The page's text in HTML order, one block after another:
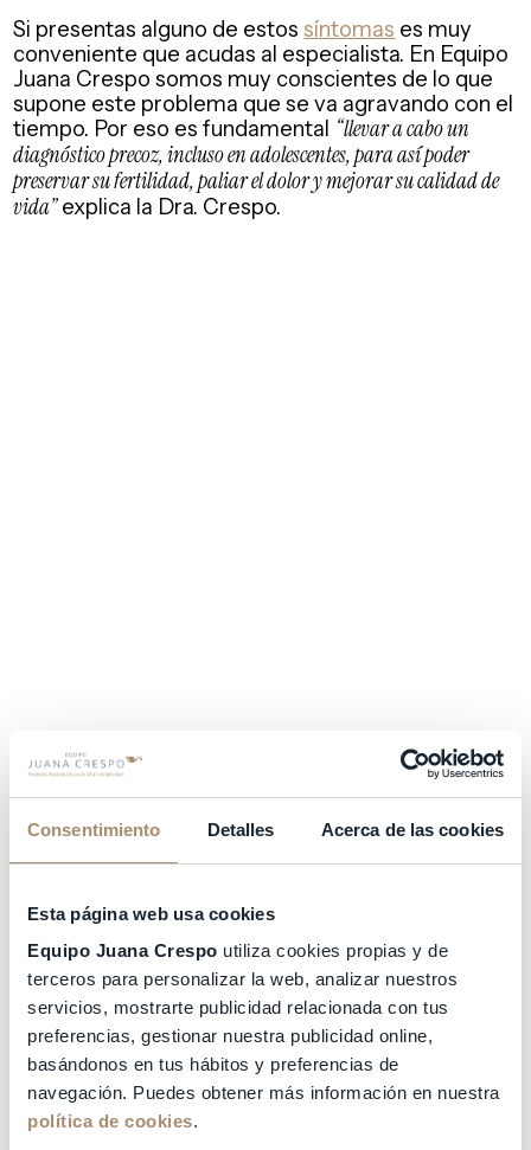
Consentimiento Detalles Acerca de las cookies
Esta página web usa cookies
Equipo Juana Crespo utiliza cookies propias y de
terceros para personalizar la web, analizar nuestros
servicios, mostrarte publicidad relacionada con tus
preferencias, gestionar nuestra publicidad online,
basándonos en tus hábitos y preferencias de
navegación. Puedes obtener más información en nuestra
política de cookies.
Si presentas alguno de estossíntomas es muy
conveniente que acudas al especialista. En Equipo
Juana Crespo somos muy conscientes de lo que
supone este problema que se va agravando con el
tiempo. Por eso es fundamental “llevar a cabo un
diagnóstico precoz, incluso en adolescentes, para así poder
preservar su fertilidad, paliar el dolor y mejorar su calidad de
vida”explica la Dra. Crespo.
Endometriosis y fertilidad, ¿cómo influye?
la esterilidad es sin duda uno de los que más
preocupa a las mujeres.
Según la Asociación Endometriosis España(AEE),
aproximadamente entre el 30% y el 50% de las
pacientes con endometriosis presentan
esterilidad o tienen algún problema para conseguir
el embarazo de forma natural.
Mientras el diagnóstico de endometriosis tarda en